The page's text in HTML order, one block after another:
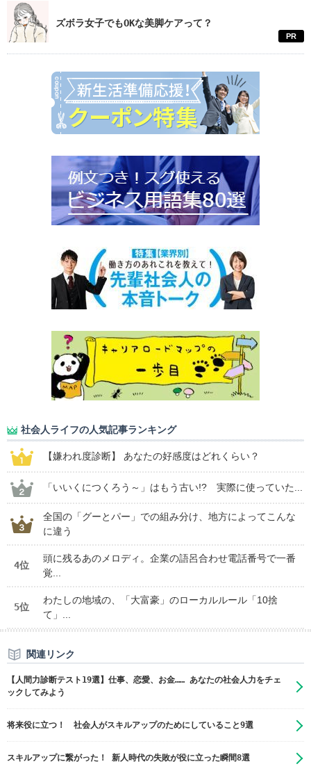
ズボラ女子でもOKな美脚ケアって？
PR
社会人ライフの人気記事ランキング
【嫌われ度診断】 あなたの好感度はどれくらい？
「いいくにつくろう～」はもう古い!? 実際に使っていた...
全国の「グーとパー」での組み分け、地方によってこんな
に違う
4位
頭に残るあのメロディ。企業の語呂合わせ電話番号で一番
覚...
5位
わたしの地域の、「大富豪」のローカルルール「10捨
て」...
関連リンク
【人間力診断テスト19選】仕事、恋愛、お金…… あなたの社会人力をチェ
ックしてみよう
将来役に立つ！ 社会人がスキルアップのためにしていること9選
スキルアップに繋がった！ 新人時代の失敗が役に立った瞬間8選